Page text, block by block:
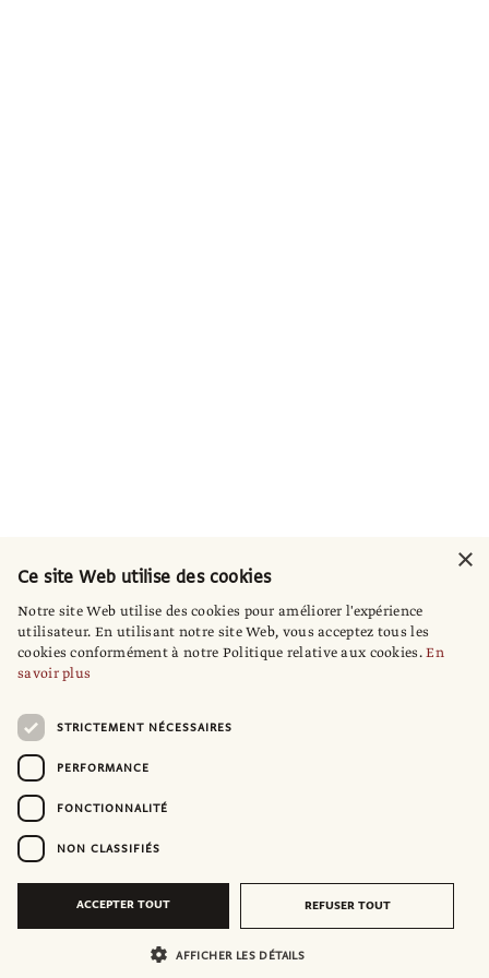
×
Ce site Web utilise des cookies
Notre site Web utilise des cookies pour améliorer l'expérience
utilisateur. En utilisant notre site Web, vous acceptez tous les
cookies conformément à notre Politique relative aux cookies.En
savoir plus
STRICTEMENT NÉCESSAIRES
PERFORMANCE
FONCTIONNALITÉ
NON CLASSIFIÉS
ACCEPTER TOUT REFUSER TOUT
AFFICHER LES DÉTAILS